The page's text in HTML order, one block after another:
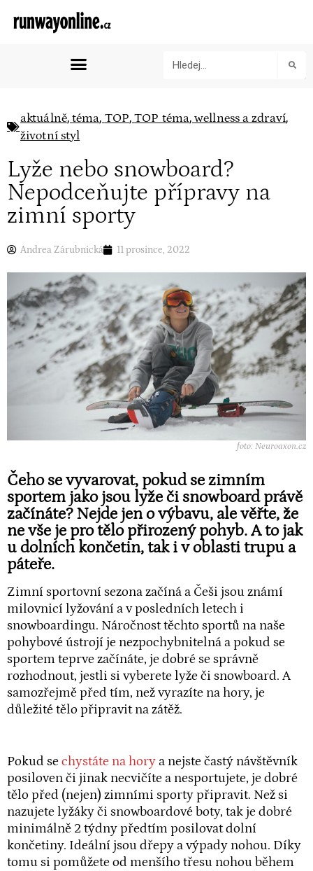
aktuálně,téma, TOP,TOP téma,wellness a zdraví,
životní styl
Lyže nebo snowboard?
Nepodceňujte přípravy na
zimní sporty
Andrea Zárubnická 11 prosince, 2022
foto: Neuroaxon.cz
Čeho se vyvarovat, pokud se zimním
sportem jako jsou lyže či snowboard právě
začínáte? Nejde jen o výbavu, ale věřte, že
ne vše je pro tělo přirozený pohyb. A to jak
u dolních končetin, tak i v oblasti trupu a
páteře.
Zimní sportovní sezona začíná a Češi jsou známí
milovnicí lyžování a v posledních letech i
snowboardingu. Náročnost těchto sportů na naše
pohybové ústrojí je nezpochybnitelná a pokud se
sportem teprve začínáte, je dobré se správně
rozhodnout, jestli si vyberete lyže či snowboard. A
samozřejmě před tím, než vyrazíte na hory, je
důležité tělo připravit na zátěž.
Pokud sechystáte na horya nejste častý návštěvník
posiloven či jinak necvičíte a nesportujete, je dobré
tělo před (nejen) zimními sporty připravit. Než si
nazujete lyžáky či snowboardové boty, tak je dobré
minimálně 2 týdny předtím posilovat dolní
končetiny. Ideální jsou dřepy a výpady nohou. Díky
tomu si pomůžete od menšího třesu nohou během